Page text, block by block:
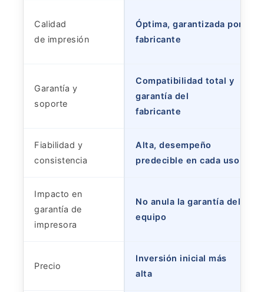
Calidad
de impresión
Óptima, garantizada por el
fabricante
Garantía y
soporte
Compatibilidad total y
garantía del
fabricante
Fiabilidad y
consistencia
Alta, desempeño
predecible en cada uso
Impacto en
garantía de
impresora
No anula la garantía del
equipo
Precio
Inversión inicial más
alta